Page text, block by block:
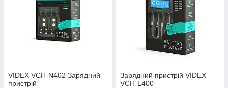
VIDEX VCH-N402 Зарядний
пристрій
Зарядний пристрій VIDEX
VCH-L400